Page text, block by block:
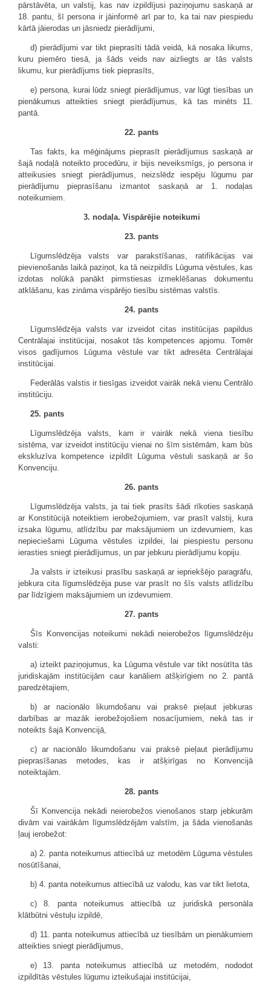
pārstāvēta, un valstij, kas nav izpildījusi paziņojumu saskaņā ar
18. pantu, šī persona ir jāinformē arī par to, ka tai nav piespiedu
kārtā jāierodas un jāsniedz pierādījumi,
d) pierādījumi var tikt pieprasīti tādā veidā, kā nosaka likums,
kuru piemēro tiesā, ja šāds veids nav aizliegts ar tās valsts
likumu, kur pierādījums tiek pieprasīts,
e) persona, kurai lūdz sniegt pierādījumus, var lūgt tiesības un
pienākumus atteikties sniegt pierādījumus, kā tas minēts 11.
pantā.
22. pants
Tas fakts, ka mēģinājums pieprasīt pierādījumus saskaņā ar
šajā nodaļā noteikto procedūru, ir bijis neveiksmīgs, jo persona ir
atteikusies sniegt pierādījumus, neizslēdz iespēju lūgumu par
pierādījumu pieprasīšanu izmantot saskaņā ar 1. nodaļas
noteikumiem.
3. nodaļa. Vispārējie noteikumi
23. pants
Līgumslēdzēja valsts var parakstīšanas, ratifikācijas vai
pievienošanās laikā paziņot, ka tā neizpildīs Lūguma vēstules, kas
izdotas nolūkā panākt pirmstiesas izmeklēšanas dokumentu
atklāšanu, kas zināma vispārējo tiesību sistēmas valstīs.
24. pants
Līgumslēdzēja valsts var izveidot citas institūcijas papildus
Centrālajai institūcijai, nosakot tās kompetences apjomu. Tomēr
visos gadījumos Lūguma vēstule var tikt adresēta Centrālajai
institūcijai.
Federālās valstis ir tiesīgas izveidot vairāk nekā vienu Centrālo
institūciju.
25. pants
Līgumslēdzēja valsts, kam ir vairāk nekā viena tiesību
sistēma, var izveidot institūciju vienai no šīm sistēmām, kam būs
ekskluzīva kompetence izpildīt Lūguma vēstuli saskaņā ar šo
Konvenciju.
26. pants
Līgumslēdzēja valsts, ja tai tiek prasīts šādi rīkoties saskaņā
ar Konstitūcijā noteiktiem ierobežojumiem, var prasīt valstij, kura
izsaka lūgumu, atlīdzību par maksājumiem un izdevumiem, kas
nepieciešami Lūguma vēstules izpildei, lai piespiestu personu
ierasties sniegt pierādījumus, un par jebkuru pierādījumu kopiju.
Ja valsts ir izteikusi prasību saskaņā ar iepriekšējo paragrāfu,
jebkura cita līgumslēdzēja puse var prasīt no šīs valsts atlīdzību
par līdzīgiem maksājumiem un izdevumiem.
27. pants
Šīs Konvencijas noteikumi nekādi neierobežos līgumslēdzēju
valsti:
a) izteikt paziņojumus, ka Lūguma vēstule var tikt nosūtīta tās
juridiskajām institūcijām caur kanāliem atšķirīgiem no 2. pantā
paredzētajiem,
b) ar nacionālo likumdošanu vai praksē pieļaut jebkuras
darbības ar mazāk ierobežojošiem nosacījumiem, nekā tas ir
noteikts šajā Konvencijā,
c) ar nacionālo likumdošanu vai praksē pieļaut pierādījumu
pieprasīšanas metodes, kas ir atšķirīgas no Konvencijā
noteiktajām.
28. pants
Šī Konvencija nekādi neierobežos vienošanos starp jebkurām
divām vai vairākām līgumslēdzējām valstīm, ja šāda vienošanās
ļauj ierobežot:
a) 2. panta noteikumus attiecībā uz metodēm Lūguma vēstules
nosūtīšanai,
b) 4. panta noteikumus attiecībā uz valodu, kas var tikt lietota,
c) 8. panta noteikumus attiecībā uz juridiskā personāla
klātbūtni vēstuļu izpildē,
d) 11. panta noteikumus attiecībā uz tiesībām un pienākumiem
atteikties sniegt pierādījumus,
e) 13. panta noteikumus attiecībā uz metodēm, nododot
izpildītās vēstules lūgumu izteikušajai institūcijai,